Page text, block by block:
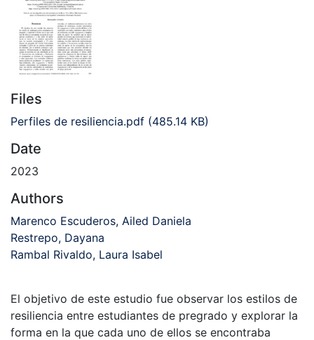
Files
Perfiles de resiliencia.pdf (485.14 KB)
Date
2023
Authors
Marenco Escuderos, Ailed Daniela
Restrepo, Dayana
Rambal Rivaldo, Laura Isabel
El objetivo de este estudio fue observar los estilos de
resiliencia entre estudiantes de pregrado y explorar la
forma en la que cada uno de ellos se encontraba